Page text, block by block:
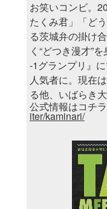
お笑いコンビ。
たくみ君」「ど
る茨城弁の掛け
く“どつき漫才”
-1グランプリ』
人気者に。現在
る他、いばらき
公式情報はコチ
iter/kaminari/